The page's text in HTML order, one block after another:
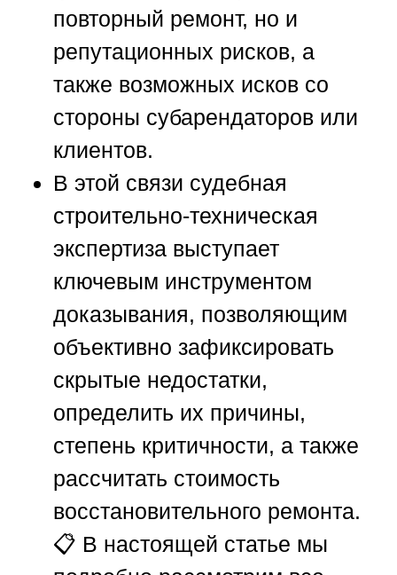
повторный ремонт, но и
репутационных рисков, а
также возможных исков со
стороны субарендаторов или
клиентов.
В этой связи судебная
строительно-техническая
экспертиза выступает
ключевым инструментом
доказывания, позволяющим
объективно зафиксировать
скрытые недостатки,
определить их причины,
степень критичности, а также
рассчитать стоимость
восстановительного ремонта.
📋 В настоящей статье мы